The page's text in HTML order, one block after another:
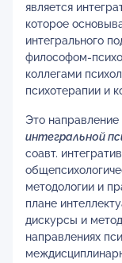
является
которое
интегрального
философом-
коллегами
психотерапии и
Это направление
интегральной
соавт.
методологии и
плане
дискурсы и
направлениях